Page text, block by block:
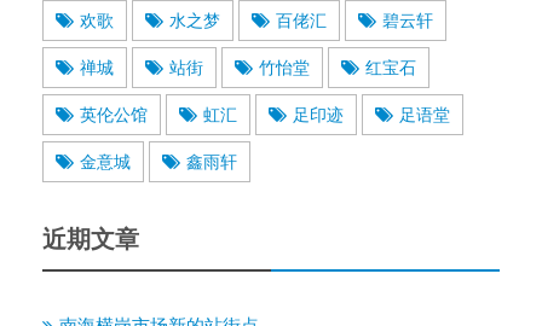
欢歌 水之梦 百佬汇 碧云轩
禅城 站街 竹怡堂 红宝石
英伦公馆 虹汇 足印迹 足语堂
金意城 鑫雨轩
近期文章